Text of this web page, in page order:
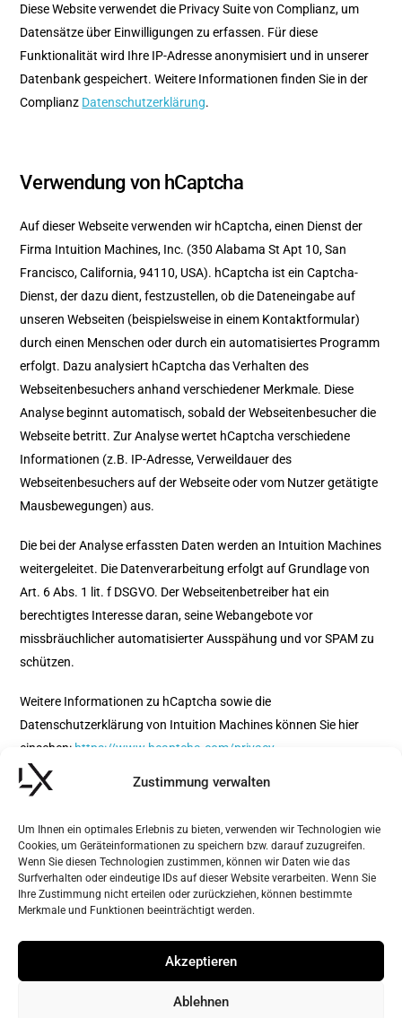
Zustimmung verwalten
Um Ihnen ein optimales Erlebnis zu bieten, verwenden wir Technologien wie
Cookies, um Geräteinformationen zu speichern bzw. darauf zuzugreifen.
Wenn Sie diesen Technologien zustimmen, können wir Daten wie das
Surfverhalten oder eindeutige IDs auf dieser Website verarbeiten. Wenn Sie
Ihre Zustimmung nicht erteilen oder zurückziehen, können bestimmte
Merkmale und Funktionen beeinträchtigt werden.
Akzeptieren
Ablehnen
Diese Website verwendet die Privacy Suite von Complianz, um
Datensätze über Einwilligungen zu erfassen. Für diese
Funktionalität wird Ihre IP-Adresse anonymisiert und in unserer
Datenbank gespeichert. Weitere Informationen finden Sie in der
Complianz Datenschutzerklärung.
Verwendung von hCaptcha
Auf dieser Webseite verwenden wir hCaptcha, einen Dienst der
Firma Intuition Machines, Inc. (350 Alabama St Apt 10, San
Francisco, California, 94110, USA). hCaptcha ist ein Captcha-
Dienst, der dazu dient, festzustellen, ob die Dateneingabe auf
unseren Webseiten (beispielsweise in einem Kontaktformular)
durch einen Menschen oder durch ein automatisiertes Programm
erfolgt. Dazu analysiert hCaptcha das Verhalten des
Webseitenbesuchers anhand verschiedener Merkmale. Diese
Analyse beginnt automatisch, sobald der Webseitenbesucher die
Webseite betritt. Zur Analyse wertet hCaptcha verschiedene
Informationen (z.B. IP-Adresse, Verweildauer des
Webseitenbesuchers auf der Webseite oder vom Nutzer getätigte
Mausbewegungen) aus.
Die bei der Analyse erfassten Daten werden an Intuition Machines
weitergeleitet. Die Datenverarbeitung erfolgt auf Grundlage von
Art. 6 Abs. 1 lit. f DSGVO. Der Webseitenbetreiber hat ein
berechtigtes Interesse daran, seine Webangebote vor
missbräuchlicher automatisierter Ausspähung und vor SPAM zu
schützen.
Weitere Informationen zu hCaptcha sowie die
Datenschutzerklärung von Intuition Machines können Sie hier
einsehen: https://www.hcaptcha.com/privacy.
Back
To
Top
InstagramFacebook
Home Kontakt Pressematerial
Haftungsausschluss
Datenschutzerklärung